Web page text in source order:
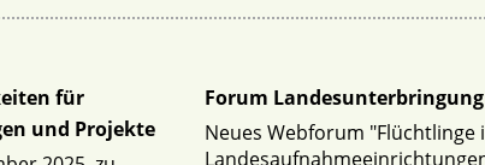
für
und Projekte
Forum Landesunterbringung
Neues Webforum "Flüchtlinge